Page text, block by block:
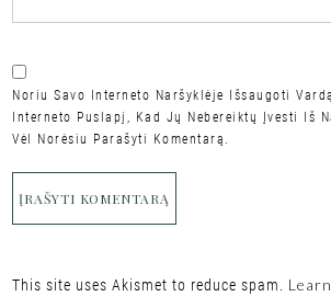
Noriu Savo Interneto Naršyklėje Išsaugoti
Interneto Puslapį, Kad Jų Nebereiktų Įvesti Iš
Vėl Norėsiu Parašyti Komentarą.
This site uses Akismet to reduce spam.